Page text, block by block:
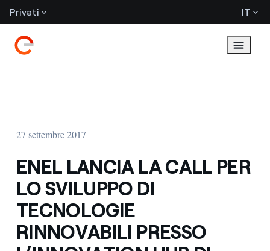
Privati IT
27 settembre 2017
ENEL LANCIA LA CALL PER
LO SVILUPPO DI
TECNOLOGIE
RINNOVABILI PRESSO